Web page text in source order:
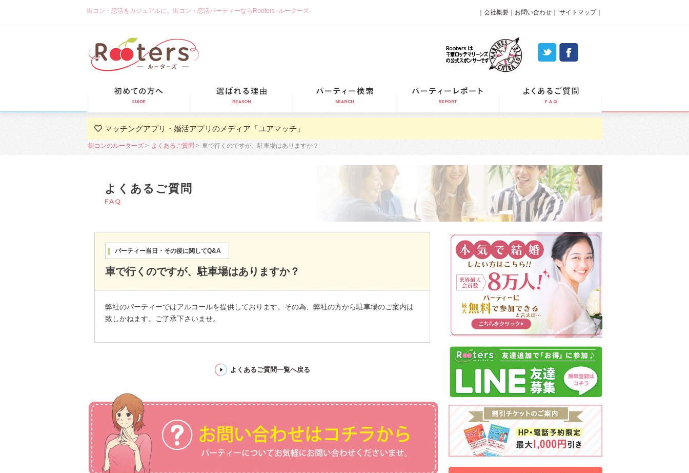
街コン・恋活をカジュアルに。街コン・恋活パーティーならRooters -ルーターズ- 会社概要 お問い合わせ サイトマップ｜
マッチングアプリ・婚活アプリのメディア「ユアマッチ」
街コンのルーターズ よくあるご質問 車で行くのですが、駐車場はありますか？
よくあるご質問
FAQ
パーティー当日・その後に関してQ&A
車で行くのですが、駐車場はありますか？
弊社のパーティーではアルコールを提供しております。その為、弊社の方から駐車場のご案内は
致しかねます。ご了承下さいませ。
よくあるご質問一覧へ戻る